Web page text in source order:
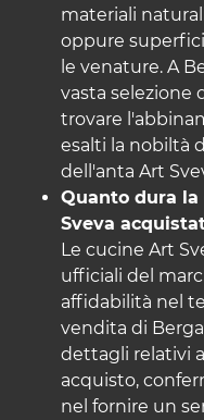
materiali
oppure
le venature. A
vasta selezione
trovare
esalti la nobiltà
dell'anta Art
Quanto dura
Sveva
Le cucine Art
ufficiali del
affidabilità nel
vendita di
dettagli relativi
acquisto,
nel fornire un